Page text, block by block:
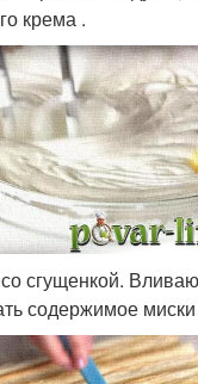
крема .
сгущенкой.
содержимое